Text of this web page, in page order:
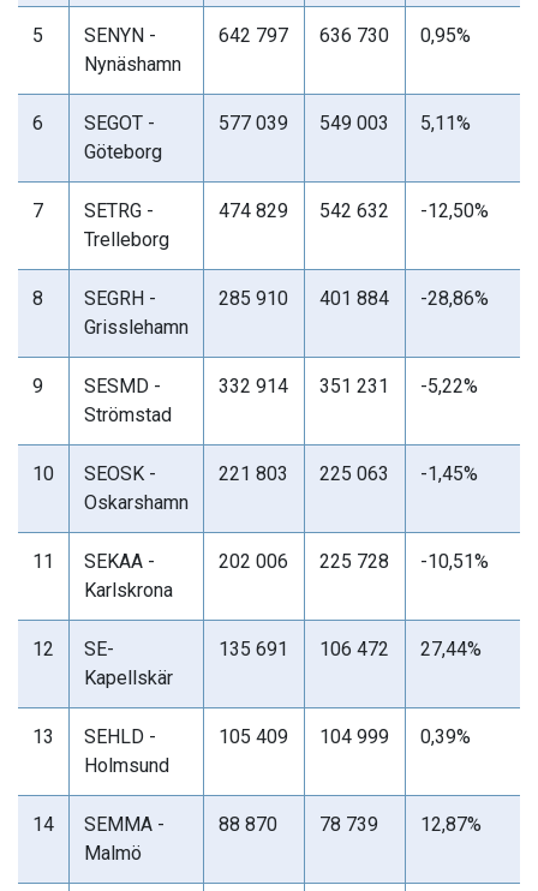
5
SENYN -
Nynäshamn
642 797 636 730 0,95%
6
SEGOT -
Göteborg
577 039 549 003 5,11%
7
SETRG -
Trelleborg
474 829 542 632 -12,50%
8
SEGRH -
Grisslehamn
285 910 401 884 -28,86%
9
SESMD -
Strömstad
332 914 351 231 -5,22%
10
SEOSK -
Oskarshamn
221 803 225 063 -1,45%
11
SEKAA -
Karlskrona
202 006 225 728 -10,51%
12
SE-
Kapellskär
135 691 106 472 27,44%
13
SEHLD -
Holmsund
105 409 104 999 0,39%
14
SEMMA -
Malmö
88 870 78 739 12,87%